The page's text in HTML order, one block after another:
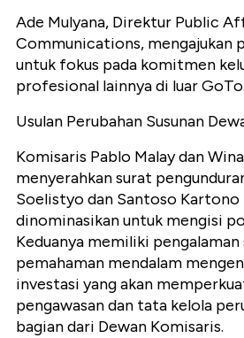
Ade Mulyana, Direktur Public
Communications, mengajukan
untuk fokus pada komitmen
profesional lainnya di luar GoTo.
Usulan Perubahan Susunan
Komisaris Pablo Malay dan
menyerahkan surat
Soelistyo dan Santoso Kartono
dinominasikan untuk mengisi
Keduanya memiliki
pemahaman mendalam
investasi yang akan
pengawasan dan tata kelola
bagian dari Dewan Komisaris.